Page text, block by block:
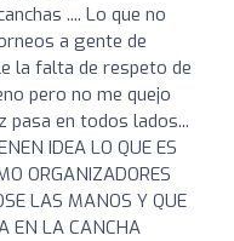
.... Lo que no
a gente de
la falta de respeto de
pero no me quejo
pasa en todos lados...
IDEA LO QUE ES
ORGANIZADORES
LAS MANOS Y QUE
EN LA CANCHA